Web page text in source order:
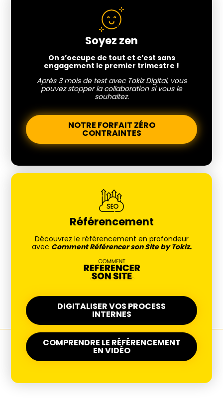
Soyez zen
On s’occupe de tout et c’est sans
engagement le premier trimestre !
Après 3 mois de test avec Tokiz Digital, vous
pouvez stopper la collaboration si vous le
souhaitez.
NOTRE FORFAIT ZÉRO
CONTRAINTES
Référencement
Découvrez le référencement en profondeur
avec Comment Référencer son Site by Tokiz.
DIGITALISER VOS PROCESS
INTERNES
COMPRENDRE LE RÉFÉRENCEMENT
EN VIDÉO